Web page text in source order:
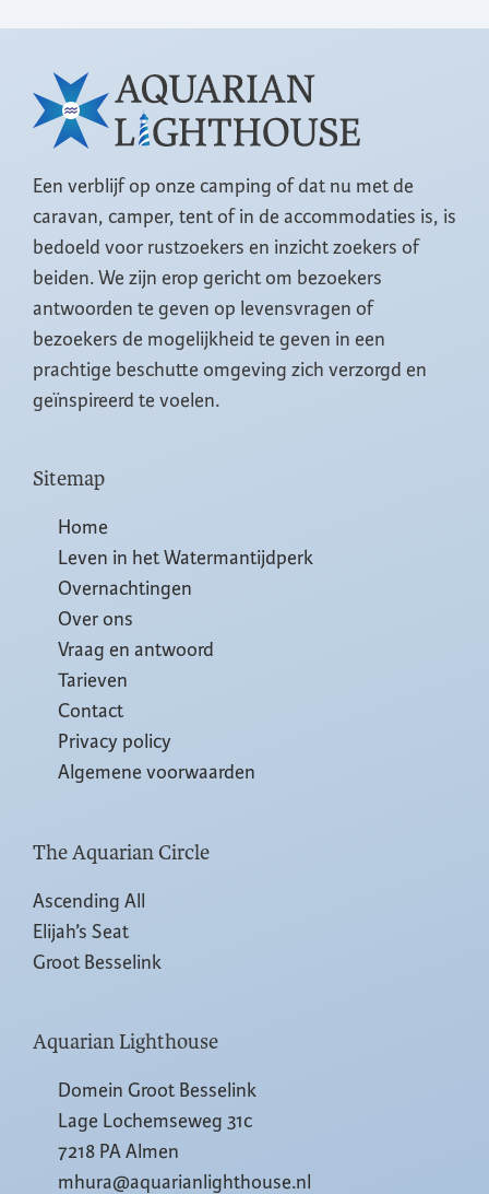
Een verblijf op onze camping of dat nu met de
caravan, camper, tent of in de accommodaties is, is
bedoeld voor rustzoekers en inzicht zoekers of
beiden. We zijn erop gericht om bezoekers
antwoorden te geven op levensvragen of
bezoekers de mogelijkheid te geven in een
prachtige beschutte omgeving zich verzorgd en
geïnspireerd te voelen.
Sitemap
Home
Leven in het Watermantijdperk
Overnachtingen
Over ons
Vraag en antwoord
Tarieven
Contact
Privacy policy
Algemene voorwaarden
The Aquarian Circle
Ascending All
Elijah’s Seat
Groot Besselink
Aquarian Lighthouse
Domein Groot Besselink
Lage Lochemseweg 31c
7218 PA Almen
mhura@aquarianlighthouse.nl